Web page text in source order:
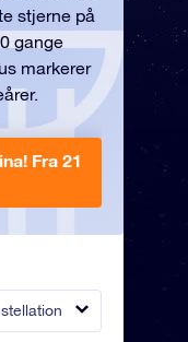
stjerne på
gange
markerer
Fra 21